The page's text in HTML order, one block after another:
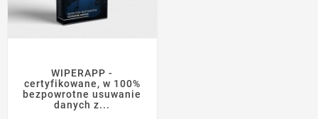
WIPERAPP -
certyfikowane, w 100%
bezpowrotne usuwanie
danych z...